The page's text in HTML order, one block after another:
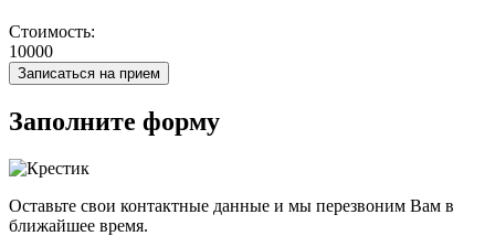
Стоимость:
10000
Записаться на прием
Заполните форму
Оставьте свои контактные данные и мы перезвоним Вам в
ближайшее время.